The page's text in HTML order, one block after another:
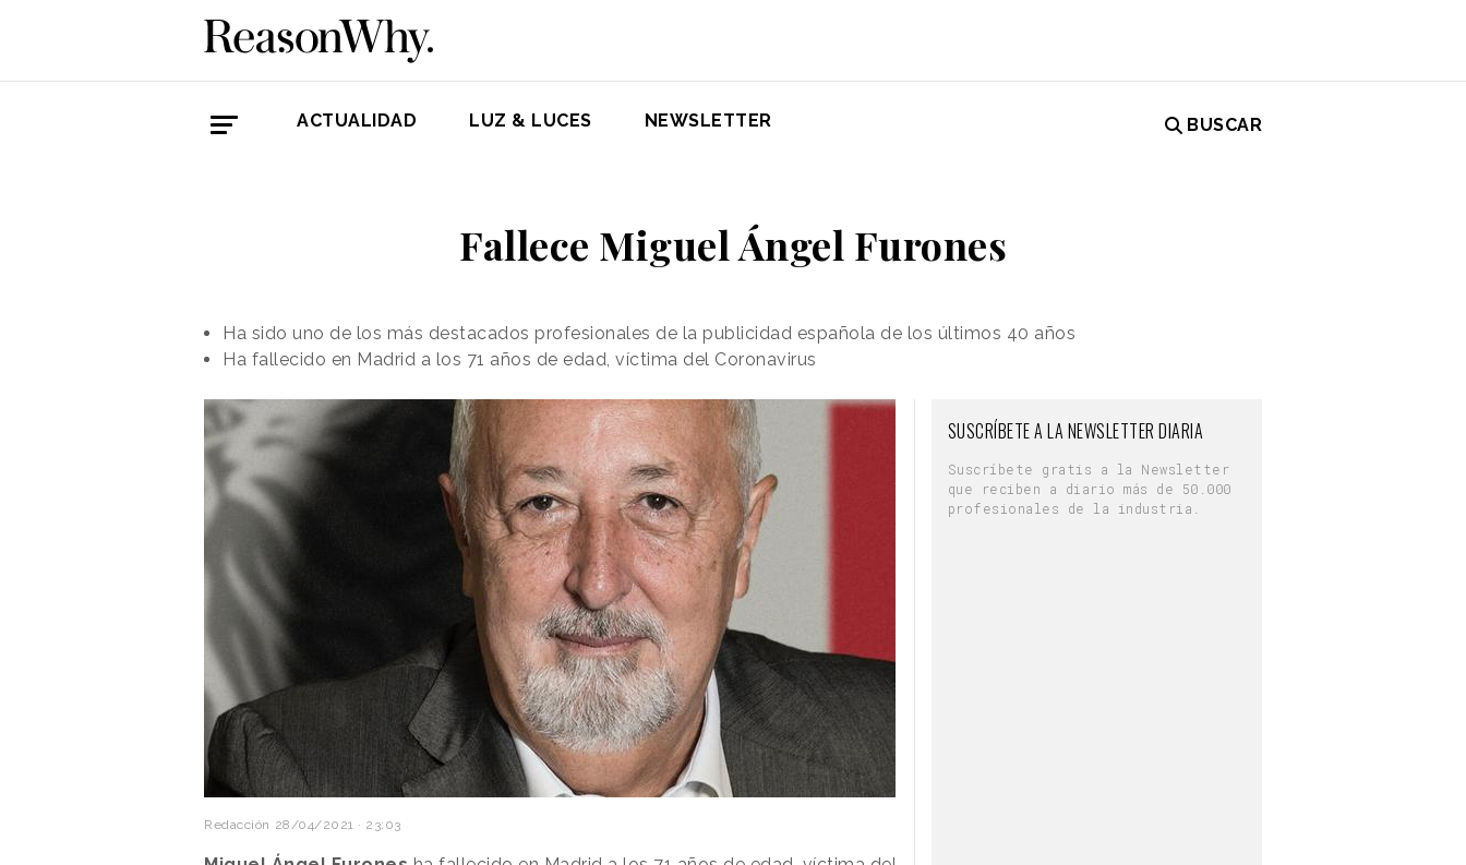
ACTUALIDAD LUZ & LUCES NEWSLETTER BUSCAR
Fallece Miguel Ángel Furones
Ha sido uno de los más destacados profesionales de la publicidad española de los últimos 40 años
Ha fallecido en Madrid a los 71 años de edad, víctima del Coronavirus
Redacción 28/04/2021 · 23:03
SUSCRÍBETE A LA NEWSLETTER DIARIA
Suscríbete gratis a la Newsletter
que reciben a diario más de 50.000
profesionales de la industria.